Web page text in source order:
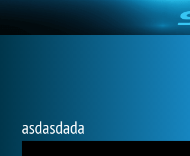
asdasdada